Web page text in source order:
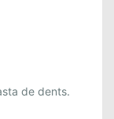
de dents.